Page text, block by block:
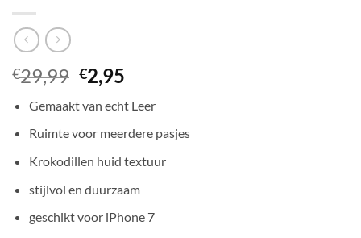
€29,99 Oorspronkelijke
prijs
was:
€29,99.
€2,95
is:
€2,95.
Gemaakt van echt Leer
Ruimte voor meerdere pasjes
Krokodillen huid textuur
stijlvol en duurzaam
geschikt voor iPhone 7